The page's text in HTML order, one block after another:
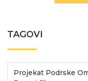
TAGOVI
Projekat Podrske